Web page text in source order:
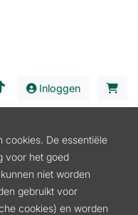
Inloggen
Veiligheid
cookies. De essentiële
voor het goed
niet worden
gebruikt voor
cookies) en worden